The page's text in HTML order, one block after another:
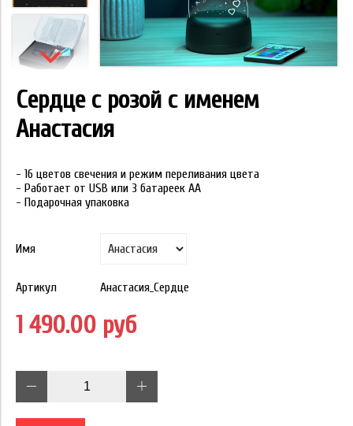
Сердце с розой с именем
Анастасия
- 16 цветов свечения и режим переливания цвета
- Работает от USB или 3 батареек АА
- Подарочная упаковка
Имя
Артикул Анастасия_Сердце
1 490.00 руб